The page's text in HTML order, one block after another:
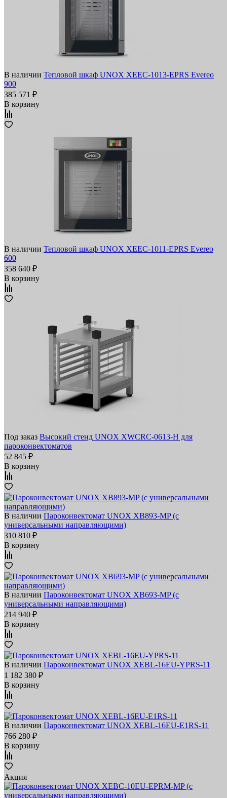
В наличии Тепловой шкаф UNOX XEEC-1013-EPRS Evereo
900
385 571 ₽
В корзину
В наличии Тепловой шкаф UNOX XEEC-1011-EPRS Evereo
600
358 640 ₽
В корзину
Под заказ Высокий стенд UNOX XWCRC-0613-H для
пароконвектоматов
52 845 ₽
В корзину
В наличии Пароконвектомат UNOX XB893-MP (с
универсальными направляющими)
310 810 ₽
В корзину
В наличии Пароконвектомат UNOX XB693-MP (с
универсальными направляющими)
214 940 ₽
В корзину
В наличии Пароконвектомат UNOX XEBL-16EU-YPRS-11
1 182 380 ₽
В корзину
В наличии Пароконвектомат UNOX XEBL-16EU-E1RS-11
766 280 ₽
В корзину
Акция